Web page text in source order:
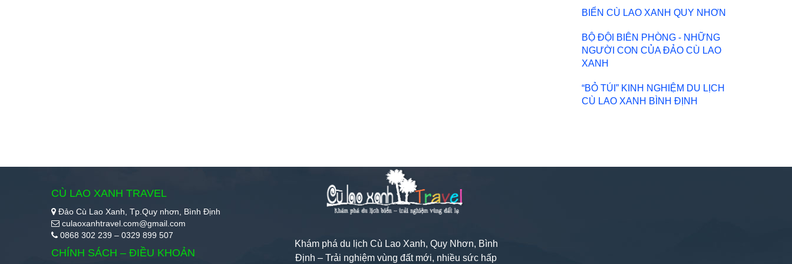
BIỂN CÙ LAO XANH QUY NHƠN
BỘ ĐỘI BIÊN PHÒNG - NHỮNG
NGƯỜI CON CỦA ĐẢO CÙ LAO
XANH
“BỎ TÚI” KINH NGHIỆM DU LỊCH
CÙ LAO XANH BÌNH ĐỊNH
CÙ LAO XANH TRAVEL
Đảo Cù Lao Xanh, Tp.Quy nhơn, Bình Định
culaoxanhtravel.com@gmail.com
0868 302 239 – 0329 899 507
CHÍNH SÁCH – ĐIỀU KHOẢN
Khám phá du lịch Cù Lao Xanh, Quy Nhơn, Bình
Định – Trải nghiệm vùng đất mới, nhiều sức hấp